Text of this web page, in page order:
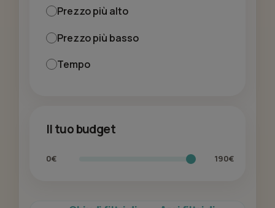
Prezzo più alto
Prezzo più basso
Tempo
Il tuo budget
0€ 190€